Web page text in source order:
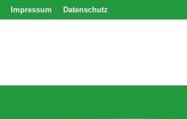
Impressum Datenschutz